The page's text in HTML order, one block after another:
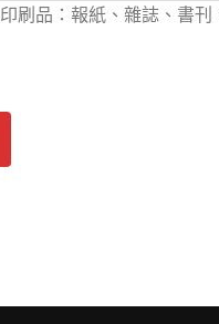
印刷品：報紙、雜誌、書